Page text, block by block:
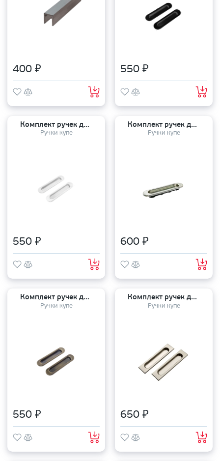
400 ₽ 550 ₽
Комплект ручек для раздвижных дверей (2 шт) Sliding HANDLE White
Ручки купе
550 ₽
Комплект ручек для раздвижных дверей (2 шт) MHS/Sliding 150 SN
Ручки купе
600 ₽
Комплект ручек для раздвижных дверей (2 шт) MHS/Sliding 150 АВ
Ручки купе
550 ₽
Комплект ручек для раздвижных дверей (2 шт) MHS/Sliding 150 SN
Ручки купе
650 ₽